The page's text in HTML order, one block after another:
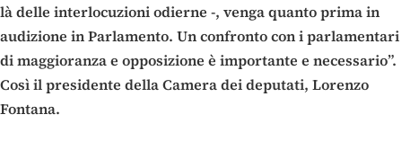
là delle interlocuzioni odierne -, venga quanto prima in
audizione in Parlamento. Un confronto con i parlamentari
di maggioranza e opposizione è importante e necessario”.
Così il presidente della Camera dei deputati, Lorenzo
Fontana.